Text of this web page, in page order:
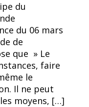
du
du 06 mars
de
que » Le
faire
le
Il ne peut
moyens, […]